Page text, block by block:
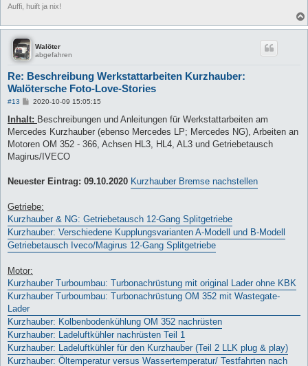
Auffi, huift ja nix!
Walöter
abgefahren
Re: Beschreibung Werkstattarbeiten Kurzhauber:
Walötersche Foto-Love-Stories
#13
B
i
t
r
a
2020-10-09 15:05:15
Inhalt: Beschreibungen und Anleitungen für Werkstattarbeiten am
Mercedes Kurzhauber (ebenso Mercedes LP; Mercedes NG), Arbeiten an
Motoren OM 352 - 366, Achsen HL3, HL4, AL3 und Getriebetausch
Magirus/IVECO
Neuester Eintrag: 09.10.2020 Kurzhauber Bremse nachstellen
Getriebe:
Kurzhauber & NG: Getriebetausch 12-Gang Splitgetriebe
Kurzhauber: Verschiedene Kupplungsvarianten A-Modell und B-Modell
Getriebetausch Iveco/Magirus 12-Gang Splitgetriebe
Motor:
Kurzhauber Turboumbau: Turbonachrüstung mit original Lader ohne KBK
Kurzhauber Turboumbau: Turbonachrüstung OM 352 mit Wastegate-
Lader
Kurzhauber: Kolbenbodenkühlung OM 352 nachrüsten
Kurzhauber: Ladeluftkühler nachrüsten Teil 1
Kurzhauber: Ladeluftkühler für den Kurzhauber (Teil 2 LLK plug & play)
Kurzhauber: Öltemperatur versus Wassertemperatur/ Testfahrten nach